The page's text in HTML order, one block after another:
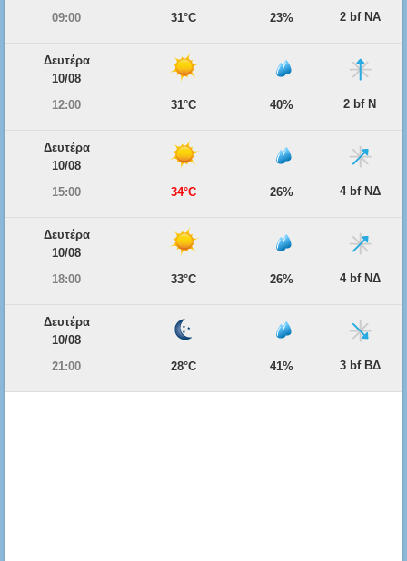
09:00
31°C 23% 2 bf ΝΑ
Δευτέρα
10/08
12:00
31°C 40% 2 bf Ν
Δευτέρα
10/08
15:00
34°C 26% 4 bf ΝΔ
Δευτέρα
10/08
18:00
33°C 26% 4 bf ΝΔ
Δευτέρα
10/08
21:00
28°C 41% 3 bf ΒΔ